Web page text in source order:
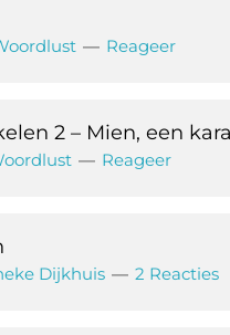
Reageer
2 – Mien, een
Reageer
Dijkhuis 2 Reacties